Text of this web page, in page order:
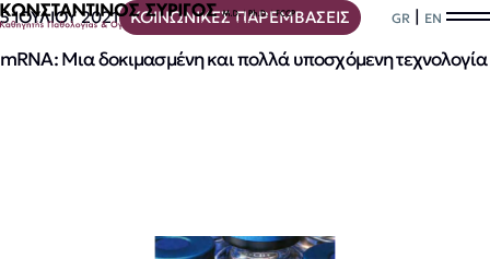
GR | EN
5 ΙΟΥΛΙΟΥ 2021 ΚΟΙΝΩΝΙΚΕΣ ΠΑΡΕΜΒΑΣΕΙΣ
mRNA: Μια δοκιμασμένη και πολλά υποσχόμενη τεχνολογία